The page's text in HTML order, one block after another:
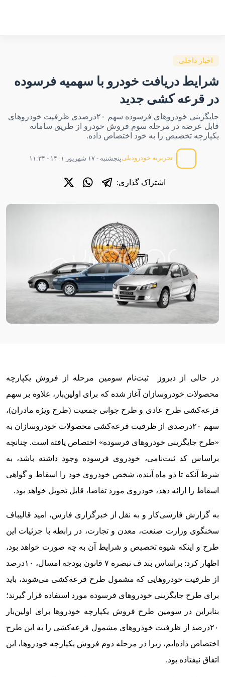
اخبار داخلی
شرایط دریافت خودرو با سهمیه فرسوده
در قرعه کشی جدید
جایگزینی خودروهای فرسوده سهم ۲۰درصدی ظرفیت خودروهای
قابل عرضه در مرحله سوم فروش خودرو از طریق سامانه
یکپارچه تخصیص را به خود اختصاص داده.
تحریریه خودرودیلیپنجشنبه - ۱۷ شهریور ۱۴۰۱ - ۱۱:۳۴
اشتراک گذاری:
در حالی از دیروز ثبت‌نام سومین مرحله از فروش یکپارچه
محصولات خودروسازان آغاز شده که برای اولین‌بار، علاوه بر سهم
قرعه‌کشی طرح عادی و طرح جوانی جمعیت (طرح ویژه مادران)،
سهم ۲۰درصدی از ظرفیت قرعه‌کشی محصولات خودروسازان به
«طرح جایگزینی خودروهای فرسوده» اختصاص یافته است. چنانچه
براساس کد ثبت‌نامی، خودروی فرسوده وجود داشته باشد، به
شرط آنکه تا دو ماه آینده، شخص خودروی خود را اسقاط و گواهی
اسقاط را ارائه دهد، خودروی مورد تقاضا، قابل تحویل خواهد بود.
به گزارش فارسی‌کار و به نقل از خبرگزاری فارس، امید قالیباف
سخنگوی وزارت صنعت، معدن و تجارت، در رابطه با جزئیات این
طرح و اینکه شیوه تخصیص و شرایط آن به چه صورت خواهد بود،
اظهار کرد: براساس بند ف تبصره ۷ قانون بودجه امسال، ۱۰درصد
از ظرفیت خودروهایی که مشمول طرح قرعه‌کشی می‌شوند، باید
برای طرح جایگزینی خودروهای فرسوده مورد استفاده قرار گیرند؛
بنابراین در سومین طرح فروش یکپارچه خودروها برای اولین‌بار
۲۰درصد از ظرفیت خودروهای مشمول قرعه‌کشی را به این طرح
اختصاص داده‌ایم، زیرا در مرحله دوم فروش یکپارچه خودروها، این
اتفاق نیفتاده بود.